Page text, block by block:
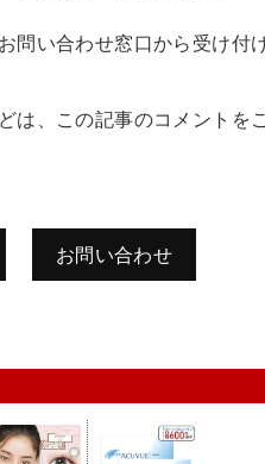
問い合わせ窓口から受け付
は、この記事のコメントを
お問い合わせ
含めてください（スパム対策）。